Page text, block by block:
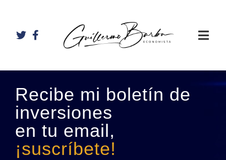
Recibe mi boletín de
inversiones
en tu email,
¡suscríbete!